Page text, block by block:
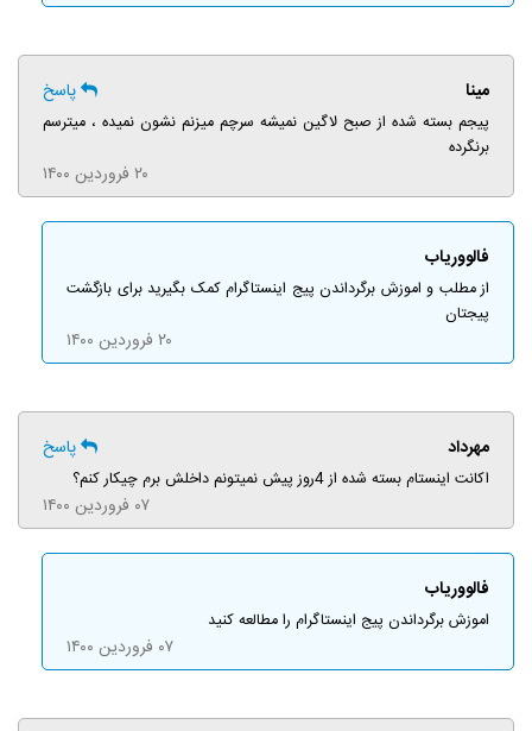
مینا پاسخ
پیجم بسته شده از صبح لاگین نمیشه سرچم میزنم نشون نمیده ، میترسم
برنگرده
۲۰ فروردین ۱۴۰۰
فالووریاب
از مطلب و اموزش برگرداندن پیج اینستاگرام کمک بگیرید برای بازگشت
پیجتان
۲۰ فروردین ۱۴۰۰
مهرداد پاسخ
اکانت اینستام بسته شده از 4روز پیش نمیتونم داخلش برم چیکار کنم؟
۰۷ فروردین ۱۴۰۰
فالووریاب
اموزش برگرداندن پیج اینستاگرام را مطالعه کنید
۰۷ فروردین ۱۴۰۰